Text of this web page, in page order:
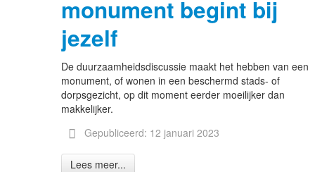
monument begint bij
jezelf
De duurzaamheidsdiscussie maakt het hebben van een
monument, of wonen in een beschermd stads- of
dorpsgezicht, op dit moment eerder moeilijker dan
makkelijker.
Gepubliceerd: 12 januari 2023
Lees meer...